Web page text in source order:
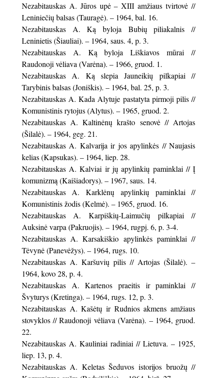
Nezabitauskas A. Jūros upė – XIII amžiaus tvirtovė //
Leniniečių balsas (Tauragė). – 1964, bal. 16.
Nezabitauskas A. Ką byloja Bubių piliakalnis //
Leninietis (Šiauliai). – 1964, saus. 4, p. 3.
Nezabitauskas A. Ką byloja Liškiavos mūrai //
Raudonoji vėliava (Varėna). – 1966, gruod. 1.
Nezabitauskas A. Ką slepia Jauneikių pilkapiai //
Tarybinis balsas (Joniškis). – 1964, bal. 25, p. 3.
Nezabitauskas A. Kada Alytuje pastatyta pirmoji pilis //
Komunistinis rytojus (Alytus). – 1965, gruod. 2.
Nezabitauskas A. Kaltinėnų krašto senovė // Artojas
(Šilalė). – 1964, geg. 21.
Nezabitauskas A. Kalvarija ir jos apylinkės // Naujasis
kelias (Kapsukas). – 1964, liep. 28.
Nezabitauskas A. Kalviai ir jų apylinkių paminklai // Į
komunizmą (Kaišiadorys). – 1967, saus. 14.
Nezabitauskas A. Karklėnų apylinkių paminklai //
Komunistinis žodis (Kelmė). – 1965, gruod. 16.
Nezabitauskas A. Karpiškių-Laimučių pilkapiai //
Auksinė varpa (Pakruojis). – 1964, rugpj. 6, p. 3-4.
Nezabitauskas A. Karsakiškio apylinkės paminklai //
Tėvynė (Panevėžys). – 1964, rugs. 10.
Nezabitauskas A. Karšuvių pilis // Artojas (Šilalė). –
1964, kovo 28, p. 4.
Nezabitauskas A. Kartenos praeitis ir paminklai //
Švyturys (Kretinga). – 1964, rugs. 12, p. 3.
Nezabitauskas A. Kašėtų ir Rudnios akmens amžiaus
stovyklos // Raudonoji vėliava (Varėna). – 1964, gruod.
22.
Nezabitauskas A. Kauliniai radiniai // Lietuva. – 1925,
liep. 13, p. 4.
Nezabitauskas A. Keletas Šeduvos istorijos bruožų //